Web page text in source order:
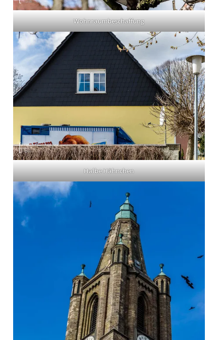
Wohnraumbeschaffung
Halbe Hähnchen